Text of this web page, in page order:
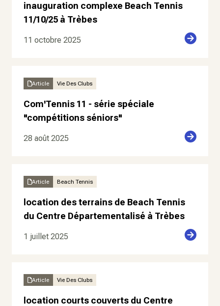
inauguration complexe Beach Tennis
11/10/25 à Trèbes
11 octobre 2025
Article Vie Des Clubs
Com'Tennis 11 - série spéciale
"compétitions séniors"
28 août 2025
Article Beach Tennis
location des terrains de Beach Tennis
du Centre Départementalisé à Trèbes
1 juillet 2025
Article Vie Des Clubs
location courts couverts du Centre